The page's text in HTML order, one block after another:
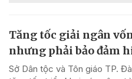
Tăng tốc giải ngân
nhưng phải bảo đảm
Sở Dân tộc và Tôn giáo TP.